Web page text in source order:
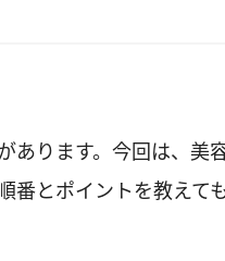
あります。今回は、美
番とポイントを教えて